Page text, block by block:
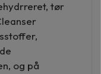
tør
og på